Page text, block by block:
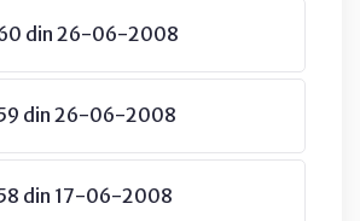
din 26-06-2008
din 26-06-2008
din 17-06-2008